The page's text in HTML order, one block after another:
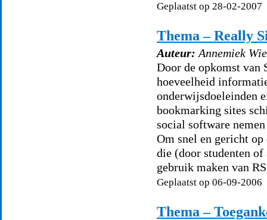
Geplaatst op 28-02-2007
Thema – Really
Auteur: Annemiek
Door de opkomst van
hoeveelheid
onderwijsdoeleinden
bookmarking sites
social software
Om snel en gericht
die (door studenten
gebruik maken van
Geplaatst op 06-09-2006
Thema –